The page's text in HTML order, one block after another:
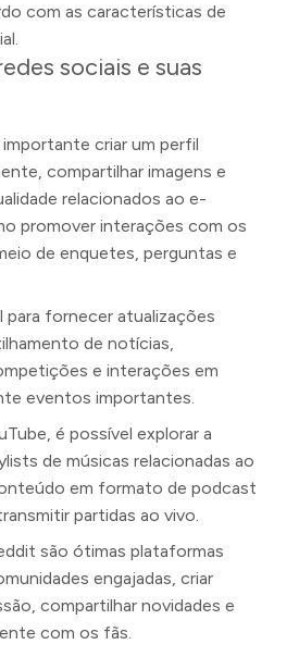
com as características de
sociais e suas
criar um perfil
compartilhar imagens e
relacionados ao e-
promover interações com os
de enquetes, perguntas e
fornecer atualizações
de notícias,
e interações em
eventos importantes.
é possível explorar a
de músicas relacionadas ao
em formato de podcast
partidas ao vivo.
são ótimas plataformas
engajadas, criar
compartilhar novidades e
com os fãs.